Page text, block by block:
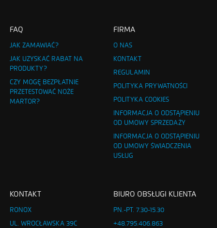
FAQ
JAK ZAMAWIAĆ?
JAK UZYSKAĆ RABAT NA
PRODUKTY?
CZY MOGĘ BEZPŁATNIE
PRZETESTOWAĆ NOŻE
MARTOR?
FIRMA
O NAS
KONTAKT
REGULAMIN
POLITYKA PRYWATNOŚCI
POLITYKA COOKIES
INFORMACJA O ODSTĄPIENIU
OD UMOWY SPRZEDAŻY
INFORMACJA O ODSTĄPIENIU
OD UMOWY ŚWIADCZENIA
USŁUG
KONTAKT
RONOX
UL. WROCŁAWSKA 39C
BIURO OBSŁUGI KLIENTA
PN.-PT. 7.30-15.30
+48.795.406.863